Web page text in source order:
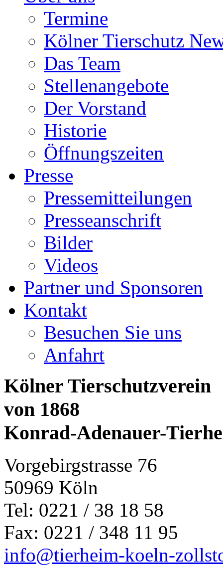
Termine
Kölner Tierschutz
Das Team
Stellenangebote
Der Vorstand
Historie
Öffnungszeiten
Presse
Pressemitteilungen
Presseanschrift
Bilder
Videos
Partner und Sponsoren
Kontakt
Besuchen Sie uns
Anfahrt
Kölner Tierschutzverein
von 1868
Konrad-Adenauer-
Vorgebirgstrasse 76
50969 Köln
Tel: 0221 / 38 18 58
Fax: 0221 / 348 11 95
info@tierheim-koeln-